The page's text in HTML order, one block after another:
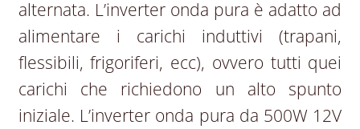
alternata. L’inverter onda pura è adatto ad
alimentare i carichi induttivi (trapani,
flessibili, frigoriferi, ecc), ovvero tutti quei
carichi che richiedono un alto spunto
iniziale. L’inverter onda pura da 500W 12V